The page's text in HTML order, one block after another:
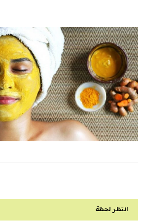
انتظر لحظة